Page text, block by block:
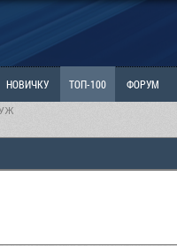
НОВИЧКУ ТОП-100 ФОРУМ